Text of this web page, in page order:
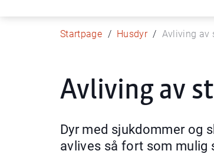
Startpage Husdyr Avliving av
Avliving av
Dyr med sjukdommer og
avlives så fort som mulig